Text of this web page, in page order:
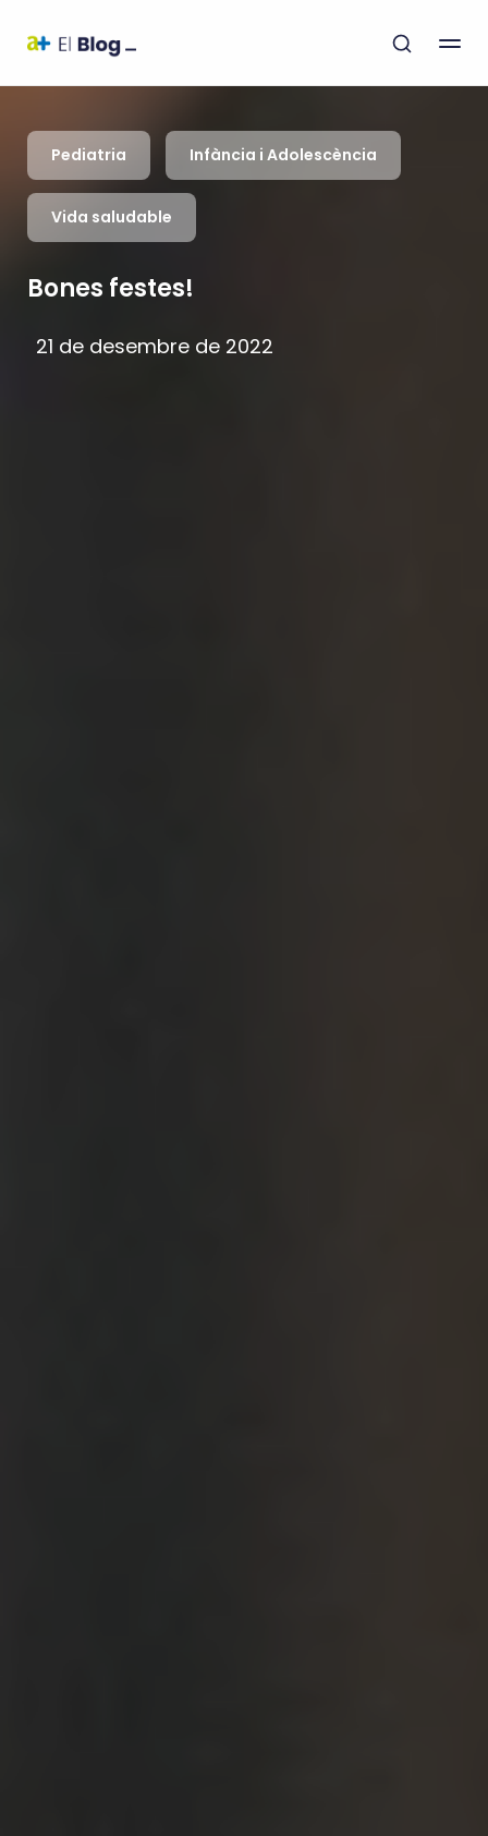
Pediatria Infància i Adolescència
Vida saludable
Bones festes!
21 de desembre de 2022